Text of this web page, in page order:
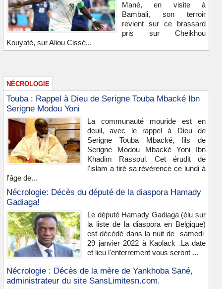
Mané, en visite à
Bambali, son terroir
revient sur ce brassard
pris sur Cheikhou
Kouyaté, sur Aliou Cissé...
NÉCROLOGIE
Touba : Rappel à Dieu de Serigne Touba Mbacké Ibn
Serigne Modou Yoni
La communauté mouride est en
deuil, avec le rappel à Dieu de
Serigne Touba Mbacké, fils de
Serigne Modou Mbacké Yoni Ibn
Khadim Rassoul. Cet érudit de
l'islam a tiré sa révérence ce lundi à
l'âge de...
Nécrologie: Décès du député de la diaspora Hamady
Gadiaga!
Le député Hamady Gadiaga (élu sur
la liste de la diaspora en Belgique)
est décédé dans la nuit de samedi
29 janvier 2022 à Kaolack .La date
et lieu l'enterrement vous seront ...
Nécrologie : Décès de la mère de Yankhoba Sané,
administrateur du site SansLimitesn.com.